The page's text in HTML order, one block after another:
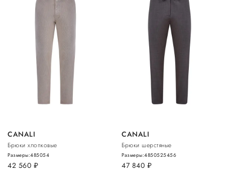
CANALI
Брюки хлопковые
42 560 руб.
Размеры:485054
CANALI
Брюки шерстяные
47 840 руб.
Размеры:4850525456